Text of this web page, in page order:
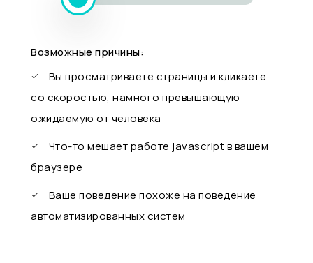
Возможные причины:
Вы просматриваете страницы и кликаете
со скоростью, намного превышающую
ожидаемую от человека
Что-то мешает работе javascript в вашем
браузере
Ваше поведение похоже на поведение
автоматизированных систем